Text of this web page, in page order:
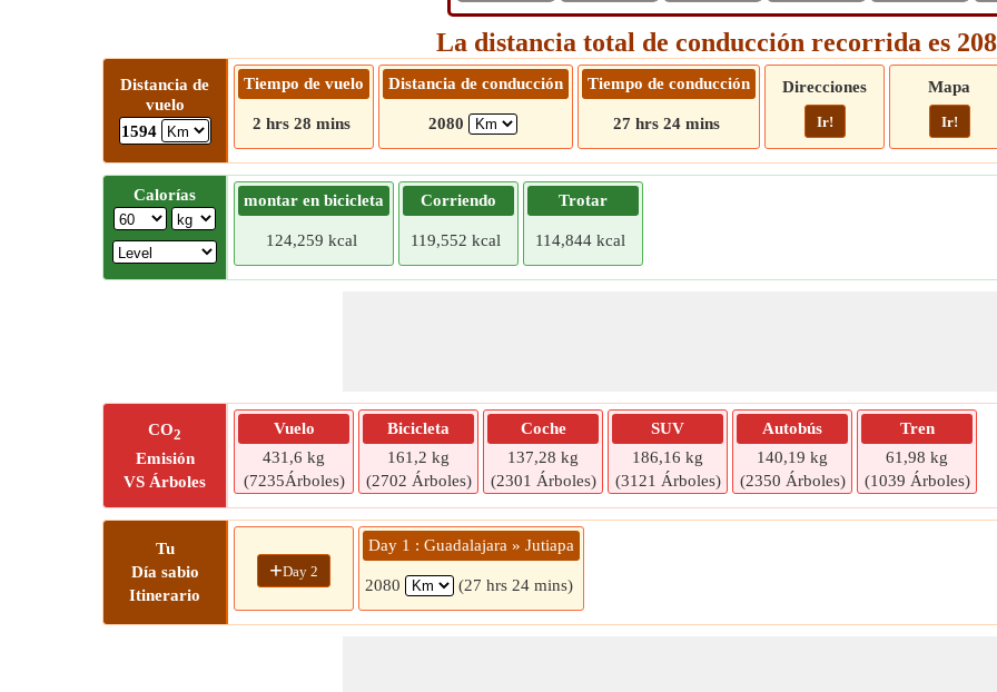
La distancia total de conducción recorrida es
Distancia de
vuelo
1594
Tiempo de vuelo
2 hrs 28 mins
Distancia de conducción
2080
Tiempo de conducción
27 hrs 24 mins
Direcciones
Ir!
Mapa
Ir!
Calorías montar en bicicleta
124,259 kcal
Corriendo
119,552 kcal
Trotar
114,844 kcal
CO2
Emisión
VS Árboles
Vuelo
431,6 kg
(7235Árboles)
Bicicleta
161,2 kg
(2702 Árboles)
Coche
137,28 kg
(2301 Árboles)
SUV
186,16 kg
(3121 Árboles)
Autobús
140,19 kg
(2350 Árboles)
Tren
61,98 kg
(1039 Árboles)
Tu
Día sabio
Itinerario
+Day 2
Day 1 : Guadalajara » Jutiapa
2080 (27 hrs 24 mins)